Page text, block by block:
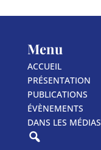
Menu
ACCUEIL
PRÉSENTATION
PUBLICATIONS
ÉVÈNEMENTS
DANS LES MÉDIAS